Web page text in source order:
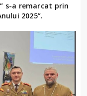
s-a remarcat prin
2025”.